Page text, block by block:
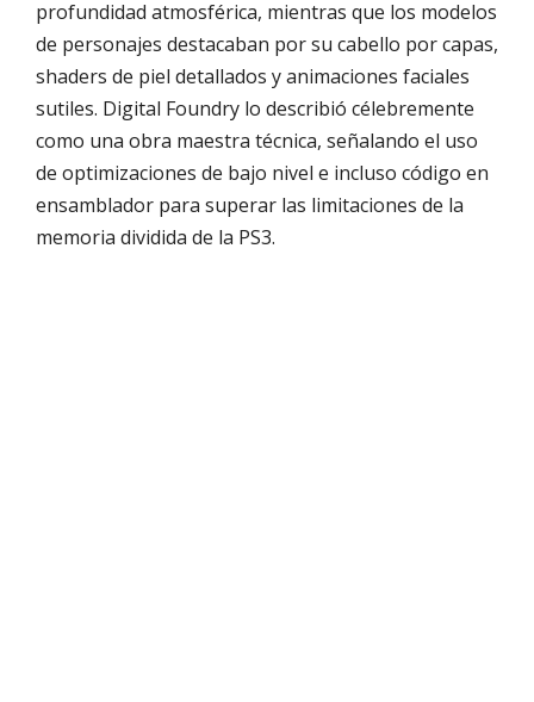
profundidad atmosférica, mientras que los modelos
de personajes destacaban por su cabello por capas,
shaders de piel detallados y animaciones faciales
sutiles. Digital Foundry lo describió célebremente
como una obra maestra técnica, señalando el uso
de optimizaciones de bajo nivel e incluso código en
ensamblador para superar las limitaciones de la
memoria dividida de la PS3.